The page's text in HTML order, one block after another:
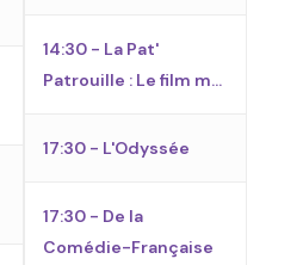
14:30 - La Pat'
Patrouille : Le film m...
17:30 - L'Odyssée
17:30 - De la
Comédie-Française